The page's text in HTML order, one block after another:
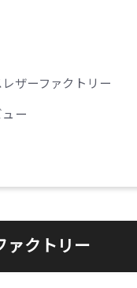
レザーファクトリー
ュー
ァクトリー